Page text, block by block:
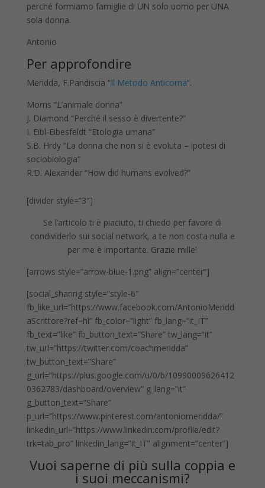
perché formiamo famiglie di UN solo uomo per UNA
sola donna.
Antonio
Per approfondire
Meridda, F.Pandiscia “Il Metodo Anticorna“.
Morris “L’animale donna”
J. Diamond “Perché il sesso è divertente?”
I. Eibl-Eibesfeldt “Etologia umana”
S.B. Hrdy “La donna che non si è evoluta – ipotesi di
sociobiologia”
R.D. Alexander “How did humans evolved?”
[divider style=”3″]
Se l’articolo ti è piaciuto, ti chiedo per favore di
condividerlo sui social network, a te non costa nulla e
per me è importante. Grazie mille!
[arrows style=”arrow-blue-1.png” align=”center”]
[social_sharing style=”style-6″
fb_like_url=”https://www.facebook.com/AntonioMeridd
aScrittore?ref=hl” fb_color=”light” fb_lang=”it_IT”
fb_text=”like” fb_button_text=”Share” tw_lang=”it”
tw_url=”https://twitter.com/coachmeridda”
tw_button_text=”Share”
g_url=”https://plus.google.com/u/0/b/10990009626412
0362783/dashboard/overview” g_lang=”it”
g_button_text=”Share”
p_url=”https://www.pinterest.com/antoniomeridda/”
linkedin_url=”https://www.linkedin.com/profile/edit?
trk=tab_pro” linkedin_lang=”it_IT” alignment=”center”]
Vuoi saperne di più sulla coppia e
i suoi meccanismi?